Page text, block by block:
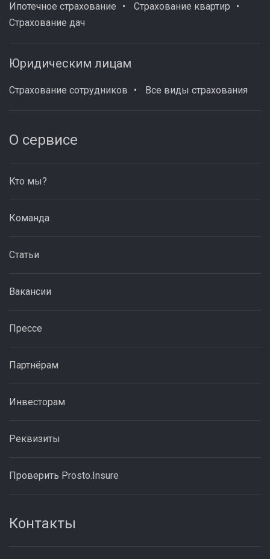
Ипотечное страхование
Страхование квартир
Страхование дач
Юридическим лицам
Страхование сотрудников Все виды страхования
О сервисе
Кто мы?
Команда
Статьи
Вакансии
Прессе
Партнёрам
Инвесторам
Реквизиты
Проверить Prosto.Insure
Контакты